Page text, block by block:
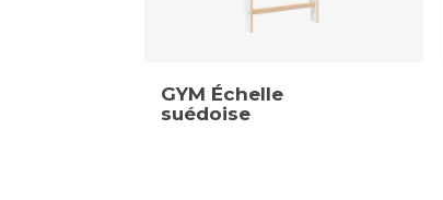
GYM Échelle
suédoise